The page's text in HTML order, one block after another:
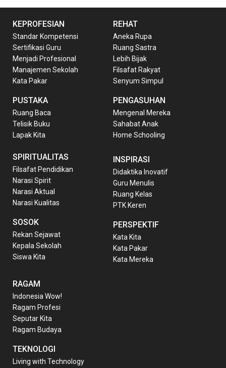
KEPROFESIAN
Standar Kompetensi
Sertifikasi Guru
Menjadi Profesional
Manajemen Sekolah
Kata Pakar
PUSTAKA
Ruang Baca
Telisik Buku
Lapak Kita
REHAT
Aneka Rupa
Ruang Sastra
Lebih Bijak
Filsafat Rakyat
Senyum Simpul
PENGASUHAN
Mengenal Mereka
Sahabat Anak
Home Schooling
SPIRITUALITAS
Filsafat Pendidikan
Narasi Spirit
Narasi Aktual
Narasi Kualitas
SOSOK
Rekan Sejawat
Kepala Sekolah
Siswa Kita
INSPIRASI
Didaktika Inovatif
Guru Menulis
Ruang Kelas
PTK Keren
PERSPEKTIF
Kata Kita
Kata Pakar
Kata Mereka
RAGAM
Indonesia Wow!
Ragam Profesi
Seputar Kita
Ragam Budaya
TEKNOLOGI
Living with Technology